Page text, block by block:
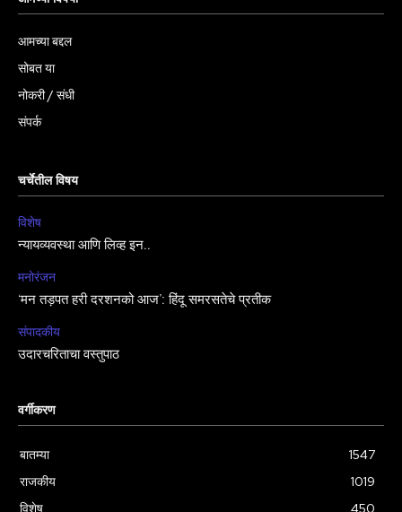
आमच्या बद्दल
सोबत या
नोकरी / संधी
संपर्क
चर्चेतील विषय
विशेष
न्यायव्यवस्था आणि लिव्ह इन..
मनोरंजन
‘मन तड़पत हरी दरशनको आज’: हिंदू समरसतेचे प्रतीक
संपादकीय
उदारचरिताचा वस्तुपाठ
वर्गीकरण
बातम्या
1547
राजकीय
1019
विशेष
450